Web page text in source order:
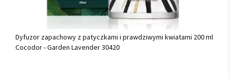
Dyfuzor zapachowy z patyczkami i prawdziwymi kwiatami 200 ml
Cocodor - Garden Lavender 30420